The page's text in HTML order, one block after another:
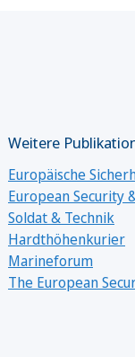
Weitere
Europäische
European Security
Soldat & Technik
Hardthöhenkurier
Marineforum
The European